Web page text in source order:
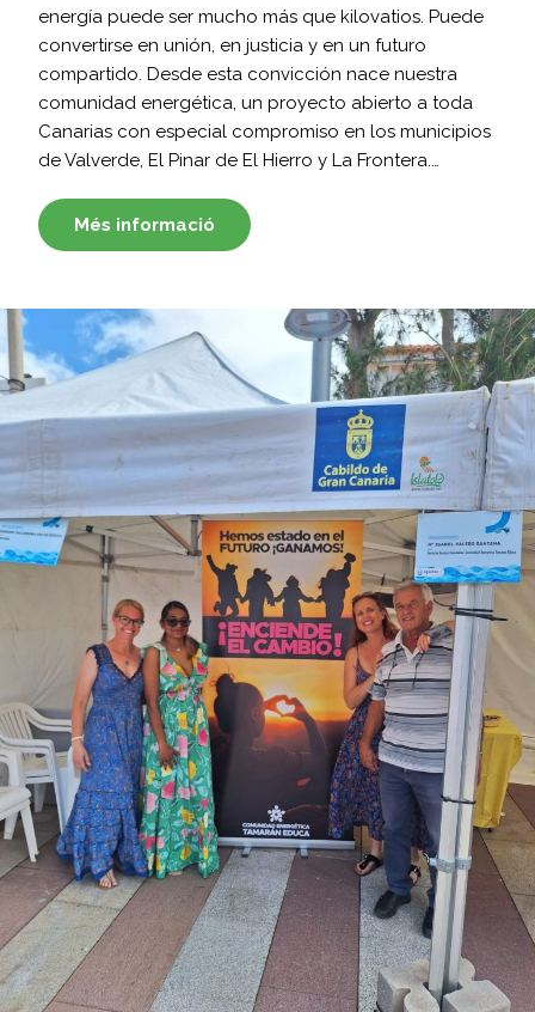
energía puede ser mucho más que kilovatios. Puede
convertirse en unión, en justicia y en un futuro
compartido. Desde esta convicción nace nuestra
comunidad energética, un proyecto abierto a toda
Canarias con especial compromiso en los municipios
de Valverde, El Pinar de El Hierro y La Frontera.…
Més informació